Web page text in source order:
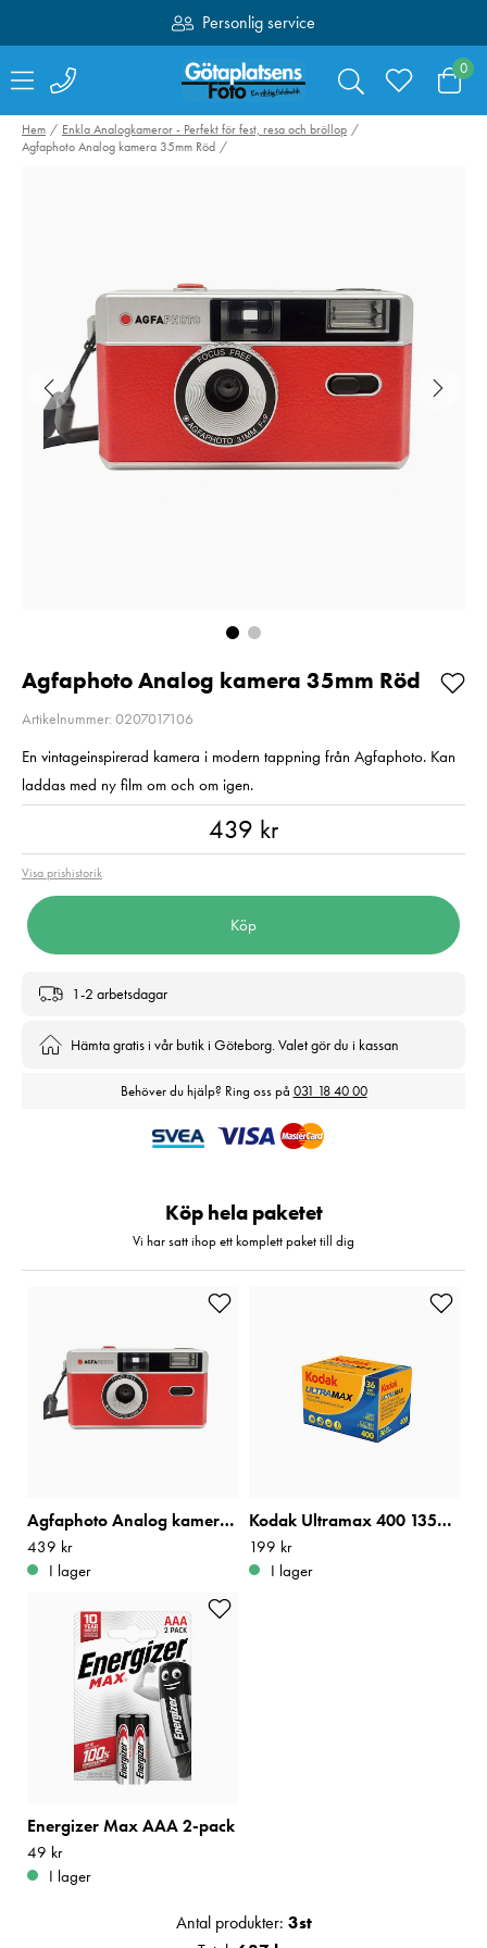
Personlig service
Fri frakt över 1000:-
0
SmallRig 4071
Canon Mount
Hem
Enkla Analogkameror - Perfekt för fest, resa och bröllop
Agfaphoto Analog kamera 35mm Röd
Agfaphoto Analog kamera 35mm Röd
Artikelnummer: 0207017106
En vintageinspirerad kamera i modern tappning från Agfaphoto. Kan
laddas med ny film om och om igen.
439 kr
Visa prishistorik
Köp
1-2 arbetsdagar
Hämta gratis i vår butik i Göteborg. Valet gör du i kassan
Behöver du hjälp? Ring oss på 031 18 40 00
Köp hela paketet
Vi har satt ihop ett komplett paket till dig
Agfaphoto Analog kamera 35mm Röd
Pris: 439 kr
439 kr
I lager
Kodak Ultramax 400 135/36
Pris: 199 kr
199 kr
I lager
Energizer Max AAA 2-pack
Pris :49 kr
49 kr
I lager
Antal produkter: 3st